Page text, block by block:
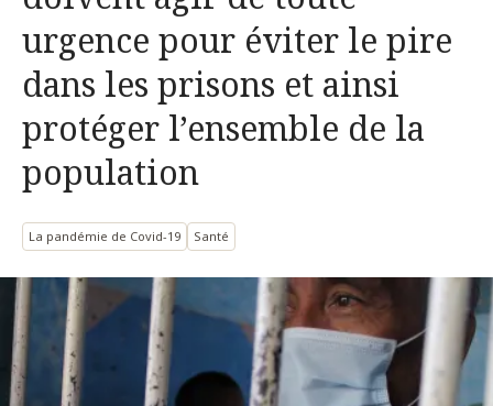
urgence pour éviter le pire
dans les prisons et ainsi
protéger l’ensemble de la
population
La pandémie de Covid-19 Santé